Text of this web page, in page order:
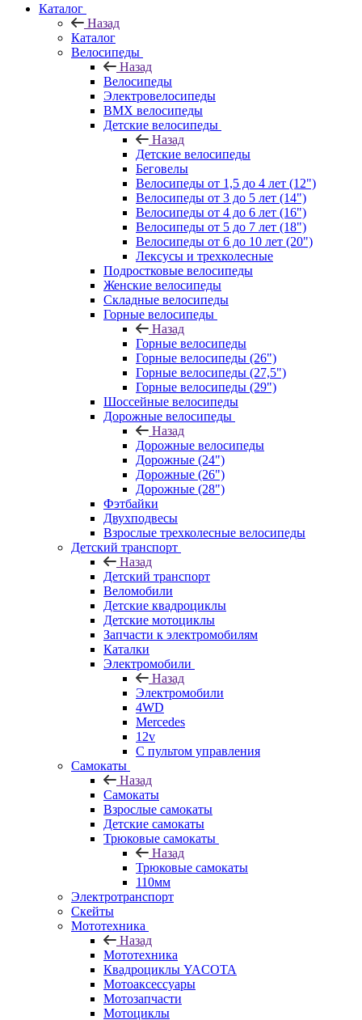
Каталог
Назад
Каталог
Велосипеды
Назад
Велосипеды
Электровелосипеды
BMX велосипеды
Детские велосипеды
Назад
Детские велосипеды
Беговелы
Велосипеды от 1,5 до 4 лет (12")
Велосипеды от 3 до 5 лет (14")
Велосипеды от 4 до 6 лет (16")
Велосипеды от 5 до 7 лет (18")
Велосипеды от 6 до 10 лет (20")
Лексусы и трехколесные
Подростковые велосипеды
Женские велосипеды
Складные велосипеды
Горные велосипеды
Назад
Горные велосипеды
Горные велосипеды (26")
Горные велосипеды (27,5")
Горные велосипеды (29")
Шоссейные велосипеды
Дорожные велосипеды
Назад
Дорожные велосипеды
Дорожные (24")
Дорожные (26")
Дорожные (28")
Фэтбайки
Двухподвесы
Взрослые трехколесные велосипеды
Детский транспорт
Назад
Детский транспорт
Веломобили
Детские квадроциклы
Детские мотоциклы
Запчасти к электромобилям
Каталки
Электромобили
Назад
Электромобили
4WD
Mercedes
12v
С пультом управления
Самокаты
Назад
Самокаты
Взрослые самокаты
Детские самокаты
Трюковые самокаты
Назад
Трюковые самокаты
110мм
Электротранспорт
Скейты
Мототехника
Назад
Мототехника
Квадроциклы YACOTA
Мотоаксессуары
Мотозапчасти
Мотоциклы